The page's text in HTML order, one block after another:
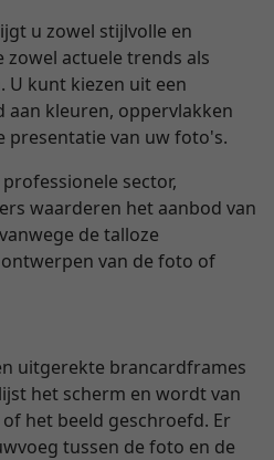
u zowel stijlvolle en
actuele trends als
U kunt kiezen uit een
aan kleuren, oppervlakken
presentatie van uw foto's.
sector,
waarderen het aanbod van
de talloze
van de foto of
uitgerekte brancardframes
het scherm en wordt van
het beeld geschroefd. Er
tussen de foto en de